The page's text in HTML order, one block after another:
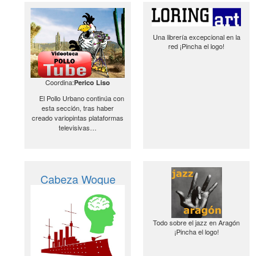
Coordina:Perico Liso
El Pollo Urbano continúa con
esta sección, tras haber
creado variopintas plataformas
televisivas…
Una librería excepcional en la
red ¡Pincha el logo!
Cabeza Woque
Todo sobre el jazz en Aragón
¡Pincha el logo!